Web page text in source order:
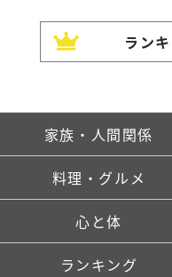
ラン
家族・人間関係
料理・グルメ
心と体
ランキング